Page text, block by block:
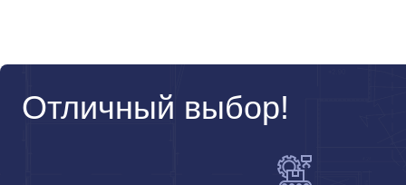
Отличный выбор!